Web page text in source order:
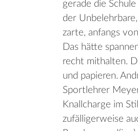
gerade die
der
zarte, anfangs
Das hätte
recht mithalten.
und papieren.
Sportlehrer
Knallcharge im
zufälligerweise